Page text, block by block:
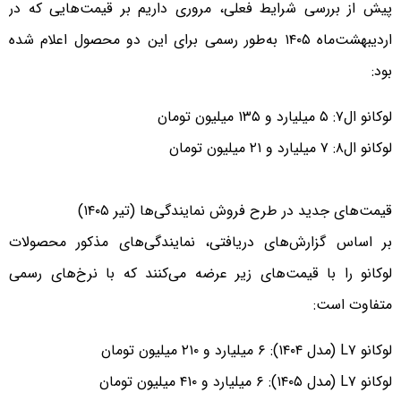
پیش از بررسی شرایط فعلی، مروری داریم بر قیمت‌هایی که در
اردیبهشت‌ماه ۱۴۰۵ به‌طور رسمی برای این دو محصول اعلام شده
بود:
لوکانو ال۷: ۵ میلیارد و ۱۳۵ میلیون تومان
لوکانو ال۸: ۷ میلیارد و ۲۱ میلیون تومان
قیمت‌های جدید در طرح فروش نمایندگی‌ها (تیر ۱۴۰۵)
بر اساس گزارش‌های دریافتی، نمایندگی‌های مذکور محصولات
لوکانو را با قیمت‌های زیر عرضه می‌کنند که با نرخ‌های رسمی
متفاوت است:
لوکانو L۷ (مدل ۱۴۰۴): ۶ میلیارد و ۲۱۰ میلیون تومان
لوکانو L۷ (مدل ۱۴۰۵): ۶ میلیارد و ۴۱۰ میلیون تومان